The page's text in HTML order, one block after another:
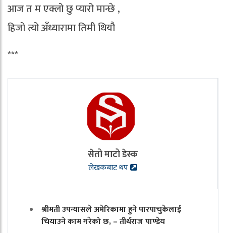
आज त म एक्लो छु प्यारो मान्छे ,
हिजो त्यो अँध्यारामा तिमी थियौ
***
सेतो माटो डेस्क
लेखकबाट थप
श्रीमती उपन्यासले अमेरिकामा हुने पारपाचुकेलाई
चियाउने काम गरेको छ, – तीर्थराज पाण्डेय